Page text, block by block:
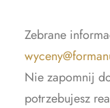
Zebrane
Nie zapomnij
potrzebujesz